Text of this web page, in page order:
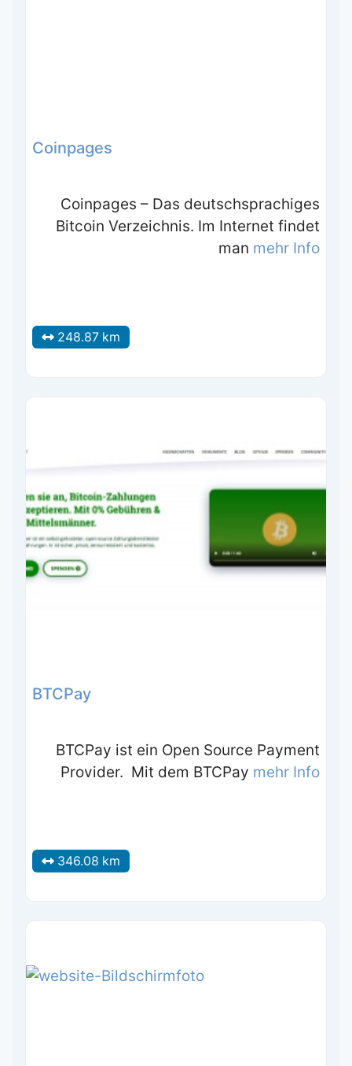
Coinpages
Coinpages – Das deutschsprachiges
Bitcoin Verzeichnis. Im Internet findet
man mehr Info
248.87 km
BTCPay
BTCPay ist ein Open Source Payment
Provider. Mit dem BTCPay mehr Info
346.08 km